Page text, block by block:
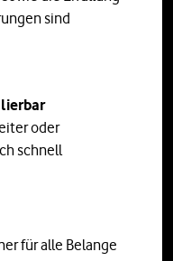
sind
oder
schnell
für alle Belange